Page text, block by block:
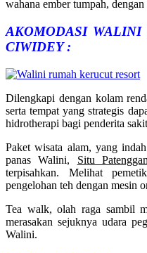
wahana ember tumpah,
AKOMODASI
CIWIDEY :
Dilengkapi dengan kolam
serta tempat yang strategis
hidrotherapi bagi penderita
Paket wisata alam, yang
panas Walini, Situ
terpisahkan. Melihat
pengelohan teh dengan mesin
Tea walk, olah raga sambil
merasakan sejuknya udara
Walini.